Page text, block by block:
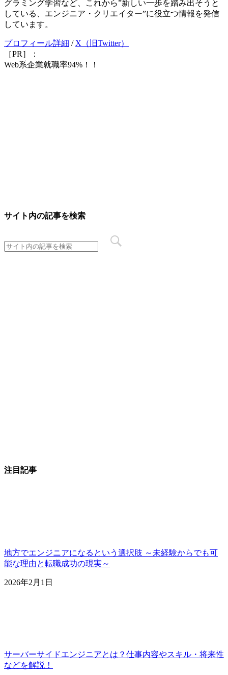
グラミング学習など、これから”新しい一歩を踏み出そうと
している、エンジニア・クリエイター”に役立つ情報を発信
しています。
プロフィール詳細 / X（旧Twitter）
［PR］：
Web系企業就職率94%！！
サイト内の記事を検索
注目記事
地方でエンジニアになるという選択肢 ～未経験からでも可
能な理由と転職成功の現実～
2026年2月1日
サーバーサイドエンジニアとは？仕事内容やスキル・将来性
などを解説！